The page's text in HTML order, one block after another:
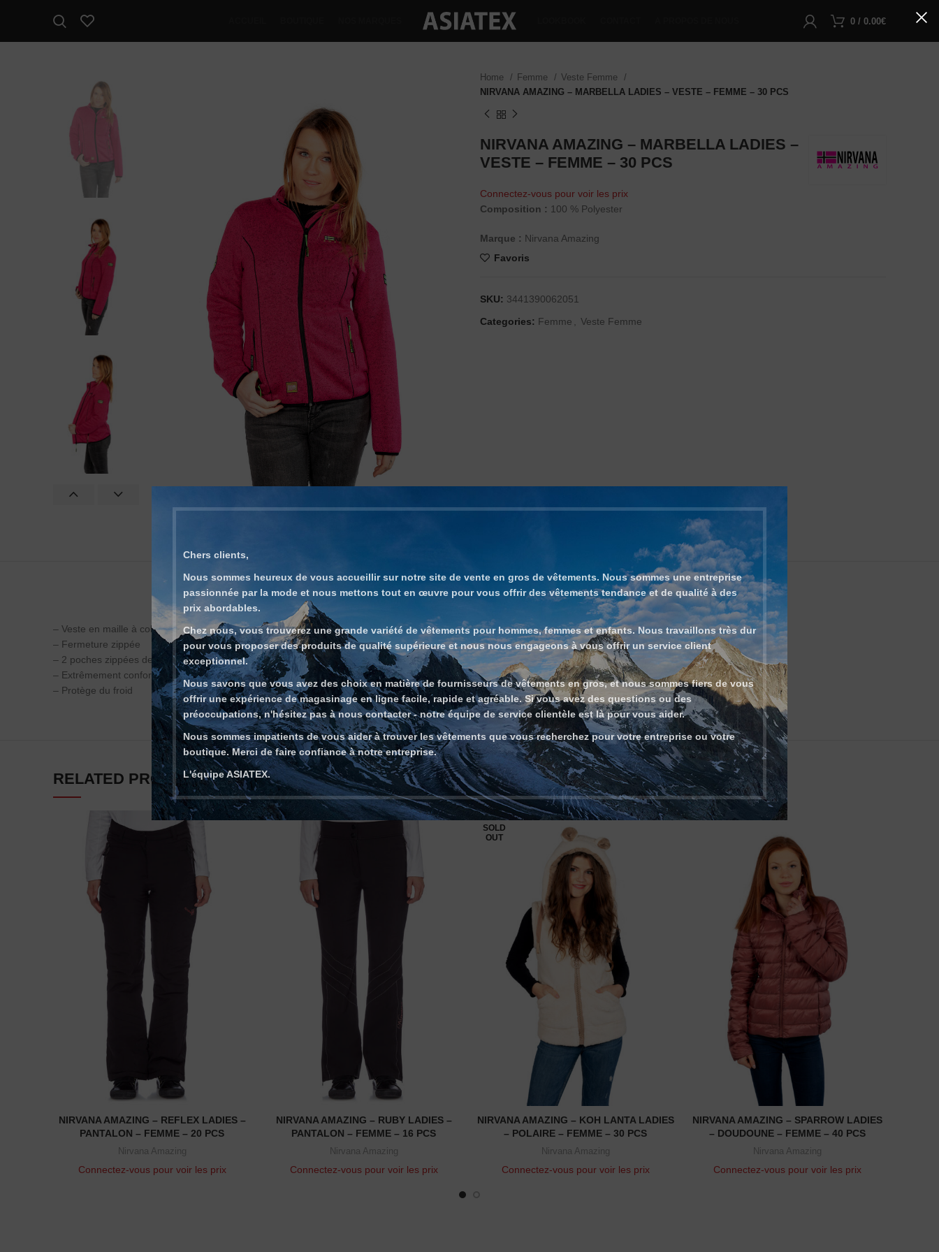
Chers clients,
Nous sommes heureux de vous accueillir sur notre site de vente en gros de vêtements. Nous sommes une entreprise
passionnée par la mode et nous mettons tout en œuvre pour vous offrir des vêtements tendance et de qualité à des
prix abordables.
Chez nous, vous trouverez une grande variété de vêtements pour hommes, femmes et enfants. Nous travaillons très dur
pour vous proposer des produits de qualité supérieure et nous nous engageons à vous offrir un service client
exceptionnel.
Nous savons que vous avez des choix en matière de fournisseurs de vêtements en gros, et nous sommes fiers de vous
offrir une expérience de magasinage en ligne facile, rapide et agréable. Si vous avez des questions ou des
préoccupations, n'hésitez pas à nous contacter - notre équipe de service clientèle est là pour vous aider.
Nous sommes impatients de vous aider à trouver les vêtements que vous recherchez pour votre entreprise ou votre
boutique. Merci de faire confiance à notre entreprise.
L'équipe ASIATEX.
0 / 0.00€
Home Femme
Veste Femme
NIRVANA AMAZING – MARBELLA LADIES – VESTE – FEMME – 30 PCS
NIRVANA AMAZING – MARBELLA LADIES –
VESTE – FEMME – 30 PCS
Connectez-vous pour voir les prix
Composition : 100 % Polyester
Marque : Nirvana Amazing
Favoris
SKU: 3441390062051
Categories: Femme Veste Femme
ADDITIONAL INFORMATION
– Veste en maille à col montant
– Fermeture zippée
– 2 poches zippées devant
– Extrêmement confortable
– Protège du froid
RELATED PRODUCTS
READ MORE
NIRVANA AMAZING – REFLEX LADIES –
PANTALON – FEMME – 20 PCS
Nirvana Amazing
Connectez-vous pour voir les prix
READ MORE
NIRVANA AMAZING – RUBY LADIES –
PANTALON – FEMME – 16 PCS
Nirvana Amazing
Connectez-vous pour voir les prix
SOLD
OUT
READ MORE
NIRVANA AMAZING – KOH LANTA LADIES
– POLAIRE – FEMME – 30 PCS
Nirvana Amazing
Connectez-vous pour voir les prix
READ MORE
NIRVANA AMAZING – SPARROW LADIES
– DOUDOUNE – FEMME – 40 PCS
Nirvana Amazing
Connectez-vous pour voir les prix